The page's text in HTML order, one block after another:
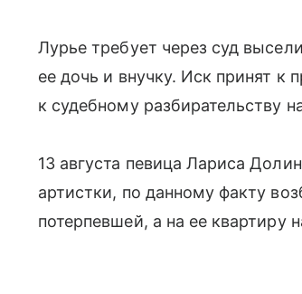
Лурье требует через суд
ее дочь и внучку. Иск принят к
к судебному разбирательству
13 августа певица Лариса
артистки, по данному факту
потерпевшей, а на ее квартиру